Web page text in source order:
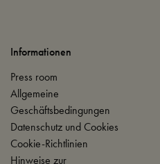
Informationen
Press room
Allgemeine
Geschäftsbedingungen
Datenschutz und Cookies
Cookie-Richtlinien
Hinweise zur